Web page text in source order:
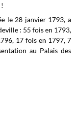
le 28 janvier 1793, a
: 55 fois en 1793,
17 fois en 1797, 7
au Palais des